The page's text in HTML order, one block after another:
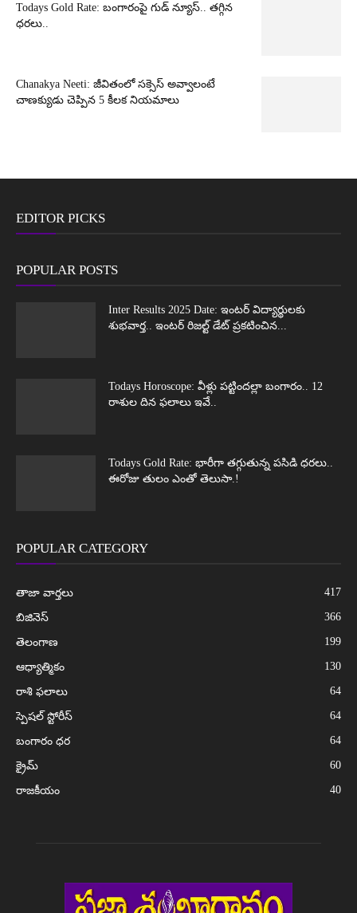
Todays Gold Rate: బంగారంపై గుడ్ న్యూస్.. తగ్గిన
ధరలు..
Chanakya Neeti: జీవితంలో సక్సెస్ అవ్వాలంటే
చాణక్యుడు చెప్పిన 5 కీలక నియమాలు
EDITOR PICKS
POPULAR POSTS
Inter Results 2025 Date: ఇంటర్ విద్యార్థులకు
శుభవార్త.. ఇంటర్ రిజల్ట్ డేట్ ప్రకటించిన...
Todays Horoscope: వీళ్లు పట్టిందల్లా బంగారం.. 12
రాశుల దిన ఫలాలు ఇవే..
Todays Gold Rate: భారీగా తగ్గుతున్న పసిడి ధరలు..
ఈరోజు తులం ఎంతో తెలుసా.!
POPULAR CATEGORY
తాజా వార్తలు 417
బిజినెస్ 366
తెలంగాణ 199
ఆధ్యాత్మికం 130
రాశి ఫలాలు 64
స్పెషల్ స్టోరీస్ 64
బంగారం ధర 64
క్రైమ్ 60
రాజకీయం 40